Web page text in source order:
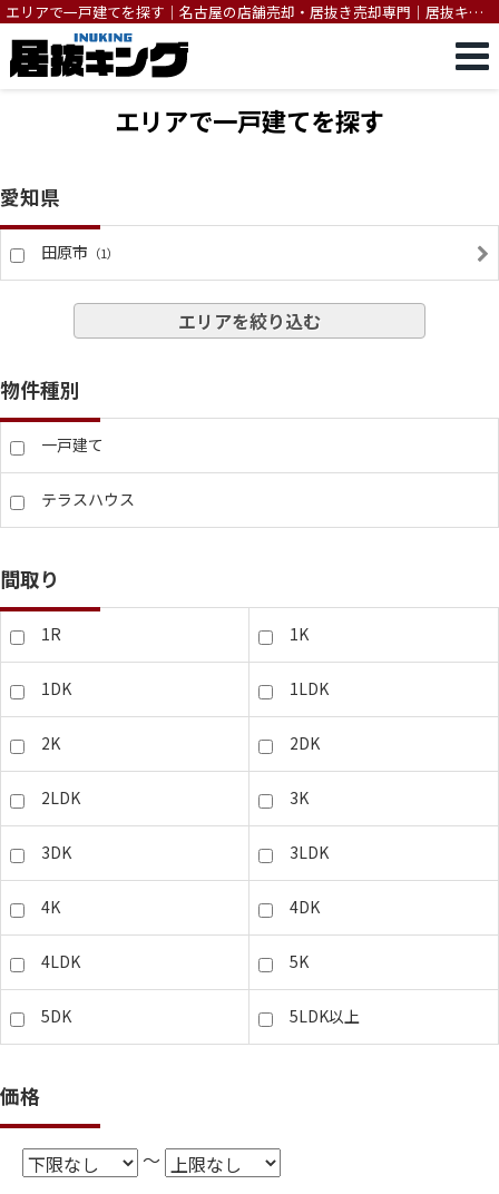
エリアで一戸建てを探す｜名古屋の店舗売却・居抜き売却専門｜居抜キン
グ
エリアで一戸建てを探す
愛知県
田原市 （1）
エリアを絞り込む
物件種別
一戸建て
テラスハウス
間取り
1R 1K
1DK 1LDK
2K 2DK
2LDK 3K
3DK 3LDK
4K 4DK
4LDK 5K
5DK 5LDK以上
価格
～